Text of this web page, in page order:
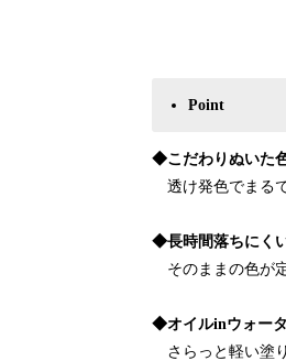
Point
◆こだわりぬいた
透け発色でまる
◆長時間落ちにく
そのままの色が
◆オイルinウォー
さらっと軽い塗